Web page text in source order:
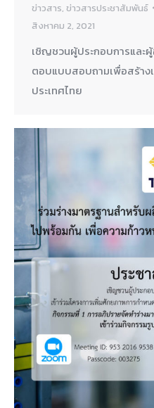
ข่าวสาร, ข่าวสารประชาสัมพันธ์
สิงหาคม 2, 2021
เชิญชวนผู้ประกอบการและ
ตอบแบบสอบถามเพื่อสร้าง
ประเทศไทย